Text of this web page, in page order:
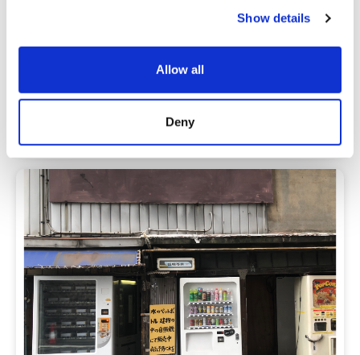
Show details
Allow all
Deny
Tokyo New Shop Open：世界中のロックファンを熱くす
関東
東京